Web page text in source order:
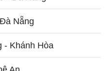
Nẵng
- Khánh Hòa